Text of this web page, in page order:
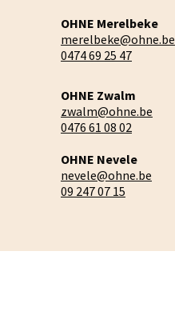
OHNE Merelbeke
merelbeke@ohne.be
0474 69 25 47
OHNE Zwalm
zwalm@ohne.be
0476 61 08 02
OHNE Nevele
nevele@ohne.be
09 247 07 15